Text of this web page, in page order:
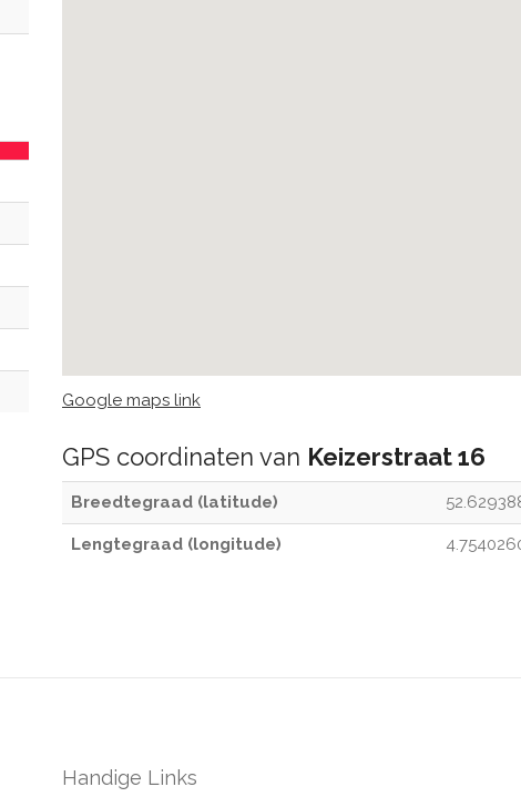
Google maps link
GPS coordinaten van Keizerstraat 16
Breedtegraad (latitude)
Lengtegraad (longitude)
Handige Links